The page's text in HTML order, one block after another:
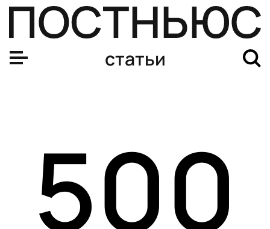
статьи
500
Страшный сон урбаниста: почему в России хотят